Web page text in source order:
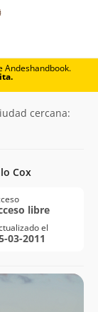
Andeshandbook.
cercana:
Cox
libre
el
03-2011